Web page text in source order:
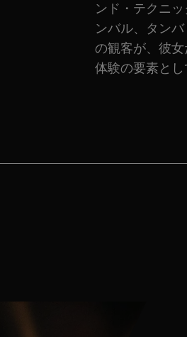
ンド・テクニ
ンバル、タン
の観客が、彼
体験の要素とし